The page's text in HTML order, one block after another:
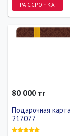
РАССРОЧКА
80 000 тг
Подарочная
217077